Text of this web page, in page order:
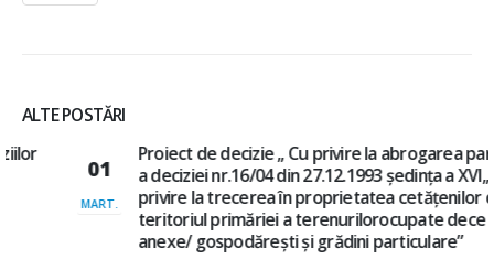
ALTE POSTĂRI
01
Proiect de decizie ,, Cu privire la abrogarea parțială
a deciziei nr.16/04 din 27.12.1993 ședința a XVI,,Cu
privire la trecerea în proprietatea cetățenilor de la
teritoriul primăriei a terenurilorocupate dece
anexe/ gospodărești și grădini particulare”